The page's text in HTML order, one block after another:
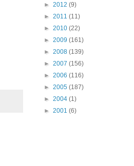
► 2012 (9)
► 2011 (11)
► 2010 (22)
► 2009 (161)
► 2008 (139)
► 2007 (156)
► 2006 (116)
► 2005 (187)
► 2004 (1)
► 2001 (6)